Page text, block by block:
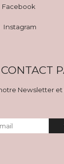
Facebook
Instagram
Newsletter